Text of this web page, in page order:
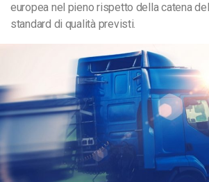
europea nel pieno rispetto della catena
standard di qualità previsti.